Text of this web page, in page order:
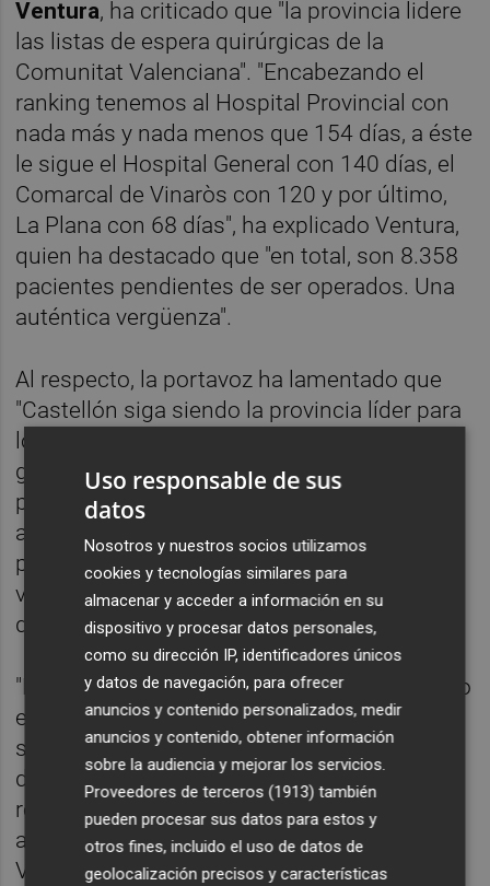
Ventura, ha criticado que "la provincia lidere
las listas de espera quirúrgicas de la
Comunitat Valenciana". "Encabezando el
ranking tenemos al Hospital Provincial con
nada más y nada menos que 154 días, a éste
le sigue el Hospital General con 140 días, el
Comarcal de Vinaròs con 120 y por último,
La Plana con 68 días", ha explicado Ventura,
quien ha destacado que "en total, son 8.358
pacientes pendientes de ser operados. Una
auténtica vergüenza".
Al respecto, la portavoz ha lamentado que
"Castellón siga siendo la provincia líder para
lo malo y la colista para lo bueno por la mala
gestión de quienes gobiernan". "Desde Cs
ponemos en cuarentena el plan de choque
anunciado por la consellera, Ana Barceló,
pues no es la primera vez que asegura que
va a acabar con estas cifras" ha señalado la
diputada por Castellón en un comunicado.
"En diversas ocasiones, desde nuestro grupo
en Les Corts le hemos pedido explicaciones
sobre el Plan Estratégico para la reducción
de demoras asistenciales o el plan de
reordenación de recursos humanos
aprobado hace un año", ha apuntado
Ventura, quien ha recordado que "también
Uso responsable de sus
datos
Nosotros y nuestros socios utilizamos
cookies y tecnologías similares para
almacenar y acceder a información en su
dispositivo y procesar datos personales,
como su dirección IP, identificadores únicos
y datos de navegación, para ofrecer
anuncios y contenido personalizados, medir
anuncios y contenido, obtener información
sobre la audiencia y mejorar los servicios.
Proveedores de terceros (1913) también
pueden procesar sus datos para estos y
otros fines, incluido el uso de datos de
geolocalización precisos y características